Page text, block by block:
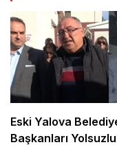
Eski Yalova
Başkanları